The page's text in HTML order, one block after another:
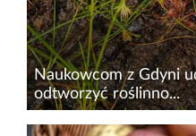
Naukowcom z Gdyni
odtworzyć roślinno...
Po ponad dekadzie